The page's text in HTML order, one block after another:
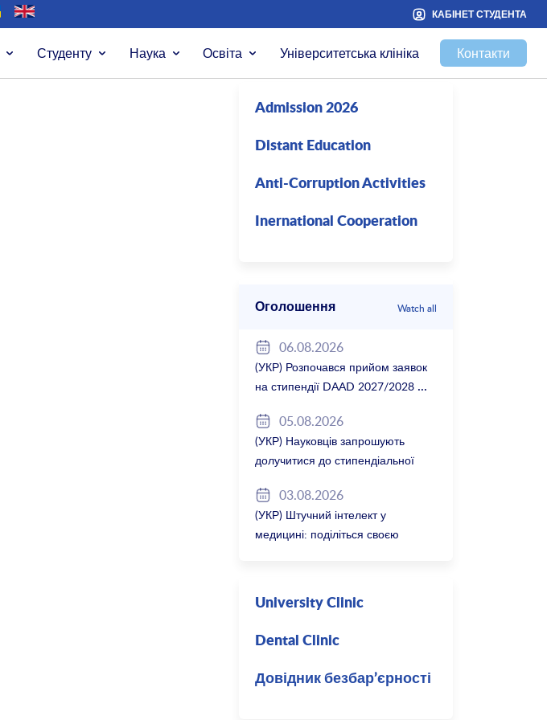
КАБІНЕТ СТУДЕНТА
Студенту Наука Освіта Університетська клініка Контакти
Admission 2026
Distant Education
Anti-Corruption Activities
Inernational Cooperation
Оголошення Watch all
06.08.2026
(УКР) Розпочався прийом заявок
на стипендії DAAD 2027/2028
05.08.2026
(УКР) Науковців запрошують
долучитися до стипендіальної
Баварія 2027/28
03.08.2026
(УКР) Штучний інтелект у
медицині: поділіться своєю
University Clinic
Dental Clinic
Довідник безбар’єрності